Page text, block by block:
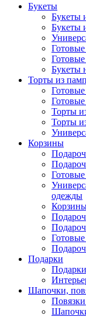
Букеты
Букеты
Букеты
Букеты
Торты из
Торты
Торты
Корзины
одежды
Подарки
Шапочки,